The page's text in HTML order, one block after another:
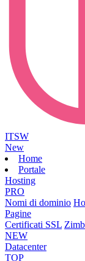
ITSW
New
Home
Portale
Hosting
PRO
Nomi di dominio
Pagine
Certificati SSL
NEW
Datacenter
TOP